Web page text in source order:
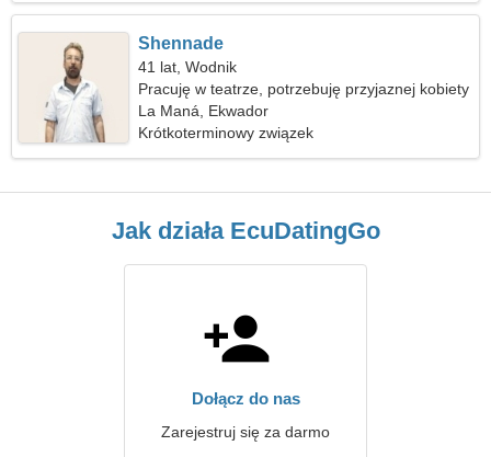
Shennade
41 lat, Wodnik
Pracuję w teatrze, potrzebuję przyjaznej kobiety
La Maná, Ekwador
Krótkoterminowy związek
Jak działa EcuDatingGo
Dołącz do nas
Zarejestruj się za darmo